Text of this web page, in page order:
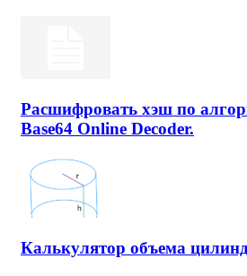
Расшифровать хэш по
Base64 Online Decoder.
Калькулятор объема